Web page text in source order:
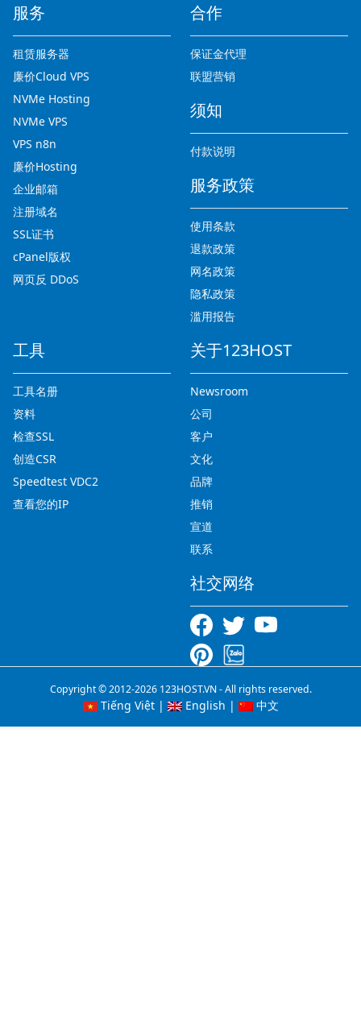
服务
租赁服务器
廉价Cloud VPS
NVMe Hosting
NVMe VPS
VPS n8n
廉价Hosting
企业邮箱
注册域名
SSL证书
cPanel版权
网页反 DDoS
合作
保证金代理
联盟营销
须知
付款说明
服务政策
使用条款
退款政策
网名政策
隐私政策
滥用报告
工具
工具名册
资料
检查SSL
创造CSR
Speedtest VDC2
查看您的IP
关于123HOST
Newsroom
公司
客户
文化
品牌
推销
宣道
联系
社交网络
Copyright © 2012-2026 123HOST.VN - All rights reserved.
Tiếng Việt| English | 中文